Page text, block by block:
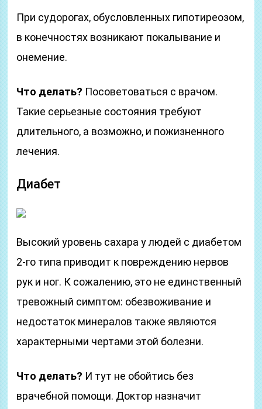
При судорогах, обусловленных гипотиреозом,
в конечностях возникают покалывание и
онемение.
Что делать? Посоветоваться с врачом.
Такие серьезные состояния требуют
длительного, а возможно, и пожизненного
лечения.
Диабет
Высокий уровень сахара у людей с диабетом
2-го типа приводит к повреждению нервов
рук и ног. К сожалению, это не единственный
тревожный симптом: обезвоживание и
недостаток минералов также являются
характерными чертами этой болезни.
Что делать? И тут не обойтись без
врачебной помощи. Доктор назначит